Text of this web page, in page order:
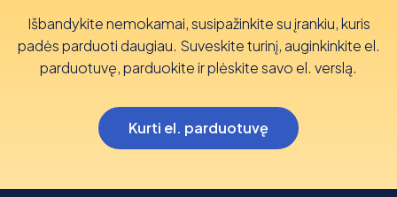
Išbandykite nemokamai, susipažinkite su įrankiu, kuris
padės parduoti daugiau. Suveskite turinį, auginkinkite el.
parduotuvę, parduokite ir plėskite savo el. verslą.
Kurti el. parduotuvę